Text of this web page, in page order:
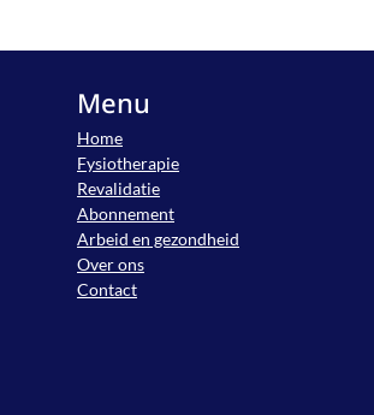
Menu
Home
Fysiotherapie
Revalidatie
Abonnement
Arbeid en gezondheid
Over ons
Contact